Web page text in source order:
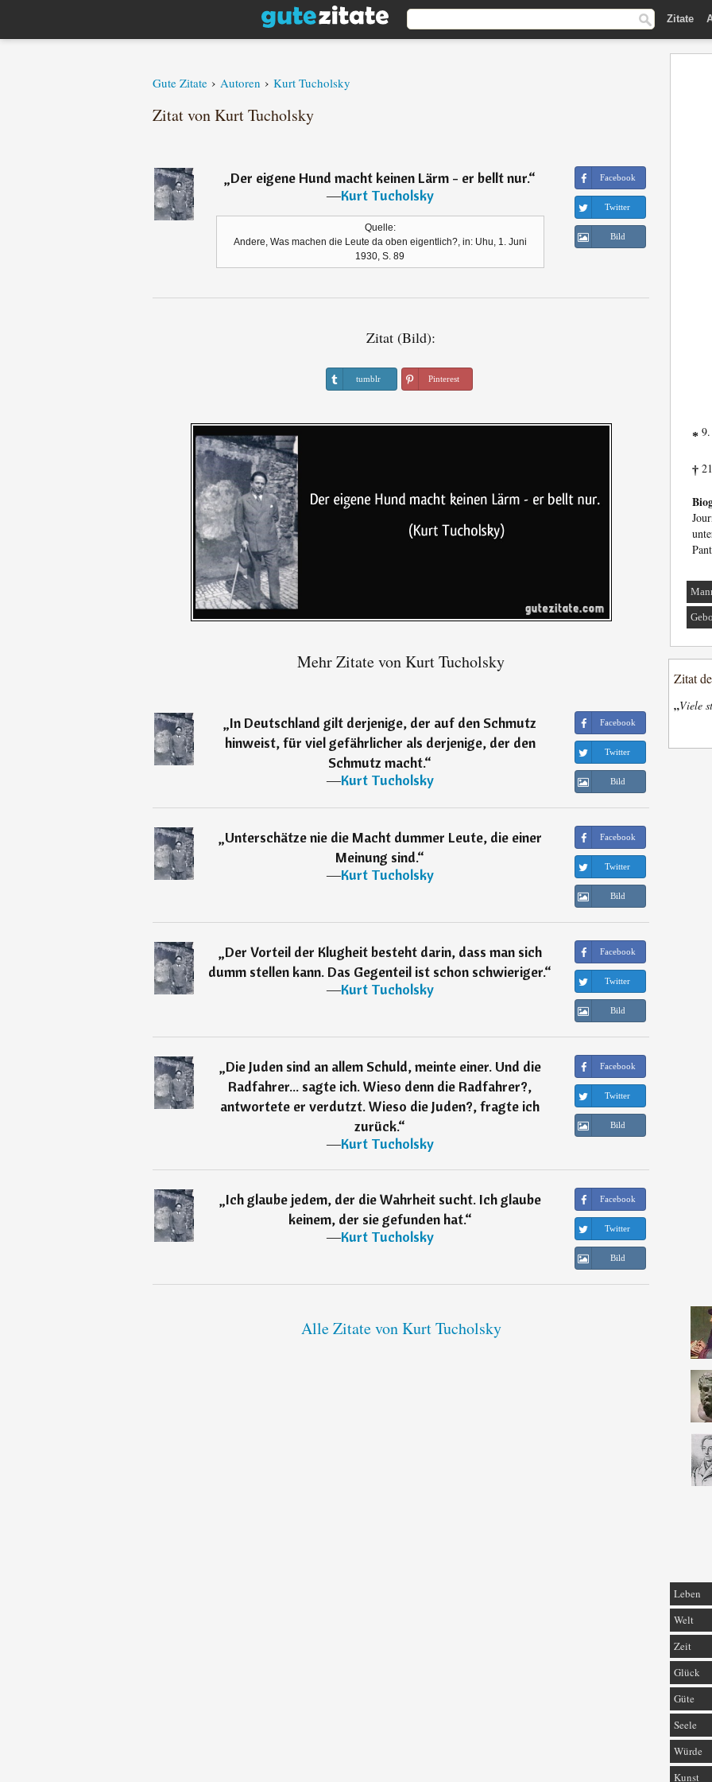
Zitate
Gute Zitate › Autoren › Kurt Tucholsky
Zitat von Kurt Tucholsky
„Der eigene Hund macht keinen Lärm - er bellt nur.“
―Kurt Tucholsky
Quelle:
Andere, Was machen die Leute da oben eigentlich?, in: Uhu, 1. Juni
1930, S. 89
Facebook
Twitter
Bild
Zitat (Bild):
tumblr Pinterest
Mehr Zitate von Kurt Tucholsky
„In Deutschland gilt derjenige, der auf den Schmutz
hinweist, für viel gefährlicher als derjenige, der den
Schmutz macht.“
―Kurt Tucholsky
Facebook
Twitter
Bild
„Unterschätze nie die Macht dummer Leute, die einer
Meinung sind.“
―Kurt Tucholsky
Facebook
Twitter
Bild
„Der Vorteil der Klugheit besteht darin, dass man sich
dumm stellen kann. Das Gegenteil ist schon schwieriger.“
―Kurt Tucholsky
Facebook
Twitter
Bild
„Die Juden sind an allem Schuld, meinte einer. Und die
Radfahrer... sagte ich. Wieso denn die Radfahrer?,
antwortete er verdutzt. Wieso die Juden?, fragte ich
zurück.“
―Kurt Tucholsky
Facebook
Twitter
Bild
„Ich glaube jedem, der die Wahrheit sucht. Ich glaube
keinem, der sie gefunden hat.“
―Kurt Tucholsky
Facebook
Twitter
Bild
Alle Zitate von Kurt Tucholsky
*
†
Zitat
„Viele
Leben
Welt
Zeit
Glück
Güte
Seele
Würde
Kunst